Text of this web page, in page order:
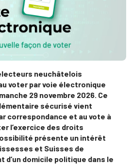
neuchâtelois
voter par voie électronique
29 novembre 2026. Ce
sécurisé vient
correspondance et au vote à
l’exercice des droits
présente un intérêt
et Suisses de
d’un domicile politique dans le